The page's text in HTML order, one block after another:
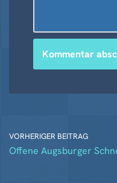
VORHERIGER BEITRAG
Offene Augsburger